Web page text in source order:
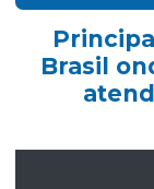
Consultoria nr10
Curso nr 20
Elaboração ltcat
Brasil